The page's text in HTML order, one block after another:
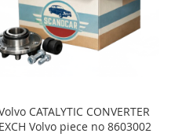
CATALYTIC CONVERTER
EXCH Volvo piece no 8603002